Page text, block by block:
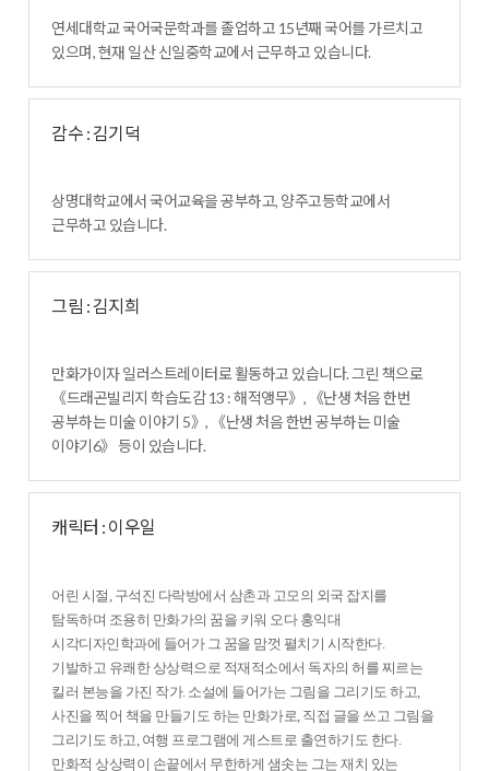
연세대학교 국어국문학과를 졸업하고 15년째 국어를 가르치고
있으며, 현재 일산 신일중학교에서 근무하고 있습니다.
감수 : 김기덕
상명대학교에서 국어교육을 공부하고, 양주고등학교에서
근무하고 있습니다.
그림 : 김지희
만화가이자 일러스트레이터로 활동하고 있습니다. 그린 책으로
《드래곤빌리지 학습도감 13 : 해적앵무》, 《난생 처음 한번
공부하는 미술 이야기 5》, 《난생 처음 한번 공부하는 미술
이야기6》 등이 있습니다.
캐릭터 : 이우일
어린 시절, 구석진 다락방에서 삼촌과 고모의 외국 잡지를
탐독하며 조용히 만화가의 꿈을 키워 오다 홍익대
시각디자인학과에 들어가 그 꿈을 맘껏 펼치기 시작한다.
기발하고 유쾌한 상상력으로 적재적소에서 독자의 허를 찌르는
킬러 본능을 가진 작가. 소설에 들어가는 그림을 그리기도 하고,
사진을 찍어 책을 만들기도 하는 만화가로, 직접 글을 쓰고 그림을
그리기도 하고, 여행 프로그램에 게스트로 출연하기도 한다.
만화적 상상력이 손끝에서 무한하게 샘솟는 그는 재치 있는